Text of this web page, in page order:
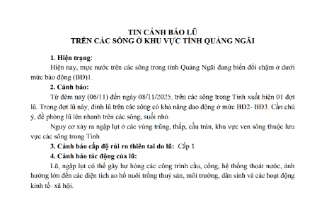
Cảnh báo thiên tai
Trạm đo mực nước tự động
Trạm đo mưa tự động
Mực nước ngầm tràn
Mực nước sông
Mực nước hồ chứa
PHÒNG CHỐNG THIÊN TAI - TKCN